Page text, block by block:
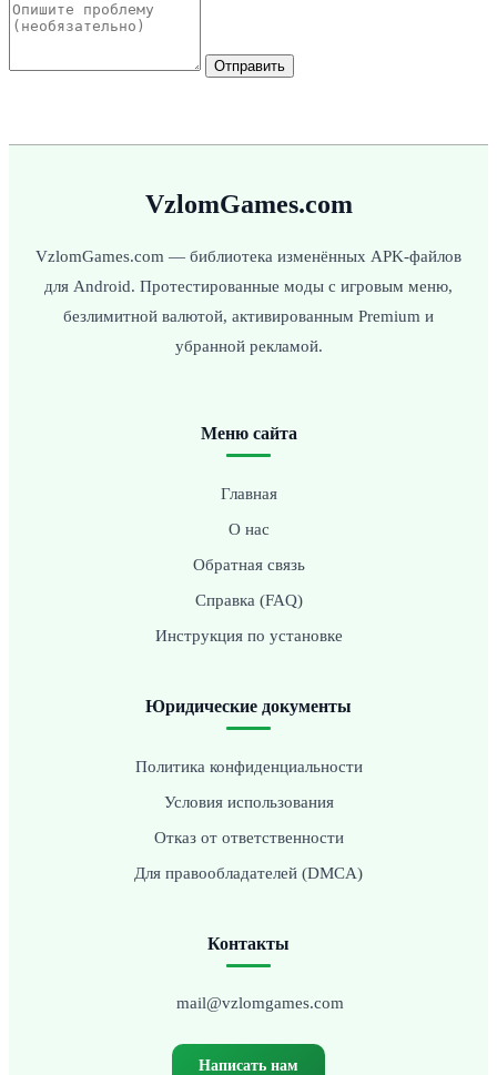
Отправить
VzlomGames.com
VzlomGames.com — библиотека изменённых APK-файлов
для Android. Протестированные моды с игровым меню,
безлимитной валютой, активированным Premium и
убранной рекламой.
Меню сайта
Главная
О нас
Обратная связь
Справка (FAQ)
Инструкция по установке
Юридические документы
Политика конфиденциальности
Условия использования
Отказ от ответственности
Для правообладателей (DMCA)
Контакты
mail@vzlomgames.com
Написать нам